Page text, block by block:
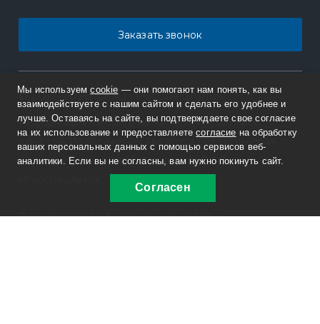
Заказать звонок
© 2012-2026, ООО «РусСпецАвто»
Информация на сайте не является публичной
офертой. Изображения являются объектом прав
интеллектуальной собственности ООО
Политика конфиденциальности
Мы используемcookie — они помогают нам понять, как вы
взаимодействуете с нашим сайтом и сделать его удобнее и
лучше. Оставаясь на сайте, вы подтверждаете свое согласие
на их использование и предоставляетесогласие на обработку
ваших персональных данных с помощью сервисов веб-
аналитики. Если вы не согласны, вам нужно покинуть сайт.
Согласен